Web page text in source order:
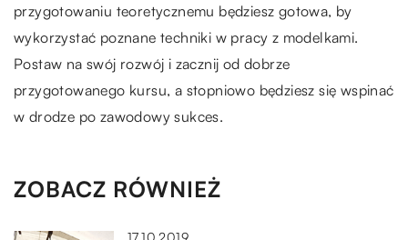
przygotowaniu teoretycznemu będziesz gotowa, by
wykorzystać poznane techniki w pracy z modelkami.
Postaw na swój rozwój i zacznij od dobrze
przygotowanego kursu, a stopniowo będziesz się wspinać
w drodze po zawodowy sukces.
ZOBACZ RÓWNIEŻ
17.10.2019